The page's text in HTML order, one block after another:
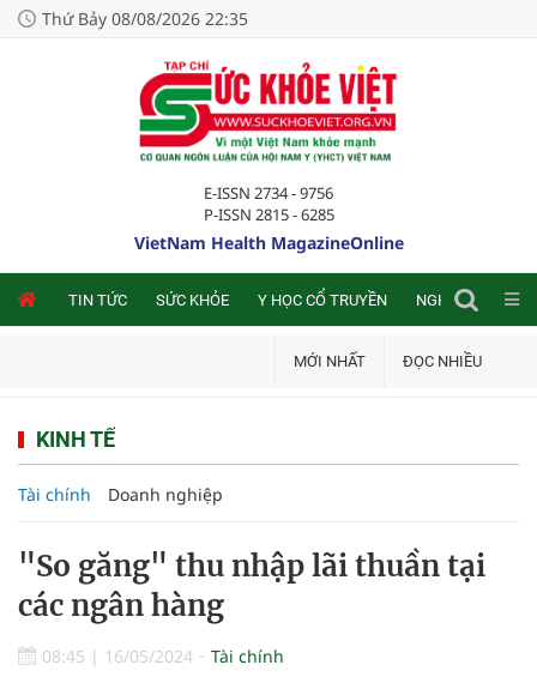
Thứ Bảy 08/08/2026 22:35
E-ISSN 2734 - 9756
P-ISSN 2815 - 6285
VietNam Health MagazineOnline
TIN TỨC SỨC KHỎE Y HỌC CỔ TRUYỀN NGHIÊN CỨU
MỚI NHẤT ĐỌC NHIỀU
KINH TẾ
Tài chính Doanh nghiệp
"So găng" thu nhập lãi thuần tại
các ngân hàng
08:45 | 16/05/2024 Tài chính